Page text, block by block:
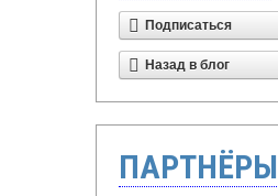
Подписаться
Назад в блог